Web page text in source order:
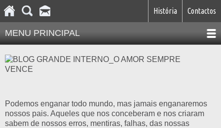
História Contactos
MENU PRINCIPAL
Podemos enganar todo mundo, mas jamais enganaremos
nossos pais. Aqueles que nos conceberam e nos criaram
sabem de nossos erros, mentiras, falhas, das nossas